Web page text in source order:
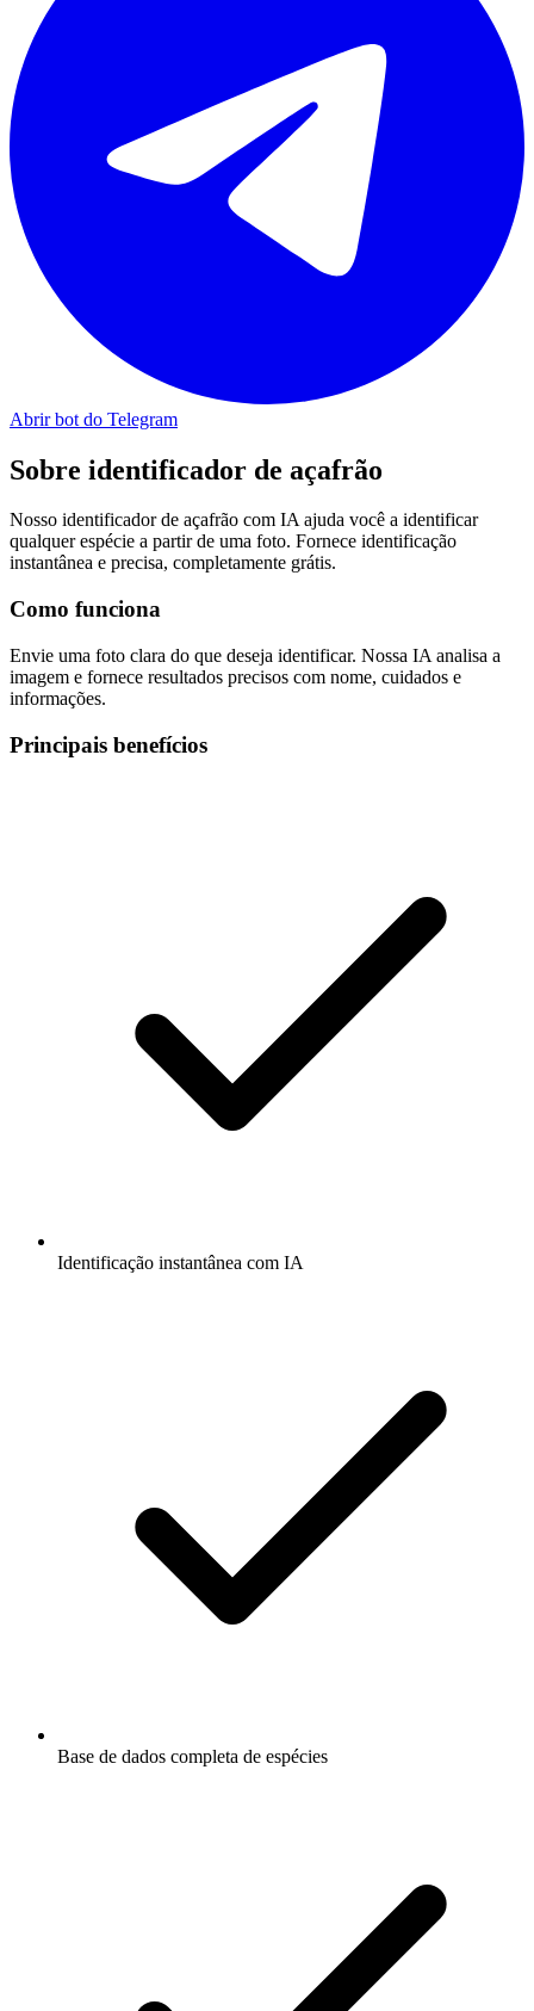
Abrir bot do Telegram
Sobre identificador de açafrão
Nosso identificador de açafrão com IA ajuda você a identificar
qualquer espécie a partir de uma foto. Fornece identificação
instantânea e precisa, completamente grátis.
Como funciona
Envie uma foto clara do que deseja identificar. Nossa IA analisa a
imagem e fornece resultados precisos com nome, cuidados e
informações.
Principais benefícios
Identificação instantânea com IA
Base de dados completa de espécies